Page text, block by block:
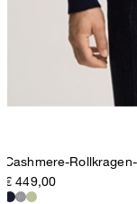
Cashmere-
€ 449,00